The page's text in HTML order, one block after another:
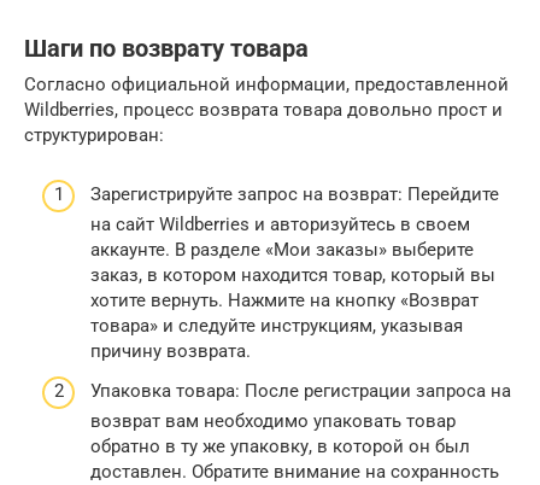
Шаги по возврату товара
Согласно официальной информации, предоставленной
Wildberries, процесс возврата товара довольно прост и
структурирован:
Зарегистрируйте запрос на возврат: Перейдите
на сайт Wildberries и авторизуйтесь в своем
аккаунте. В разделе «Мои заказы» выберите
заказ, в котором находится товар, который вы
хотите вернуть. Нажмите на кнопку «Возврат
товара» и следуйте инструкциям, указывая
причину возврата.
Упаковка товара: После регистрации запроса на
возврат вам необходимо упаковать товар
обратно в ту же упаковку, в которой он был
доставлен. Обратите внимание на сохранность